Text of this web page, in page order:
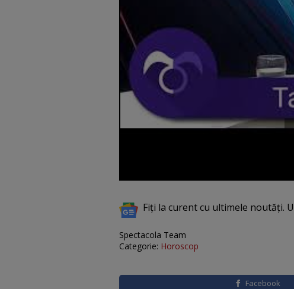
Fiți la curent cu ultimele noutăți.
Spectacola Team
Categorie: Horoscop
Facebook